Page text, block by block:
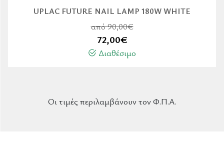
UPLAC FUTURE NAIL LAMP 180W WHITE
από 90,00€
72,00€
Διαθέσιμο
Οι τιμές περιλαμβάνουν τον Φ.Π.Α.